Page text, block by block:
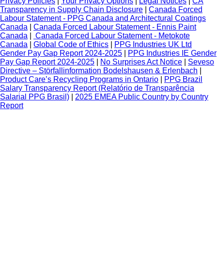
Transparency in Supply Chain Disclosure
Canada Forced
Labour Statement - PPG Canada and Architectural Coatings
Canada
Canada Forced Labour Statement - Ennis Paint
Canada
Canada Forced Labour Statement - Metokote
Canada
Global Code of Ethics
PPG Industries UK Ltd
Gender Pay Gap Report 2024-2025
PPG Industries IE Gender
Pay Gap Report 2024-2025
No Surprises Act Notice
Seveso
Directive – Störfallinformation Bodelshausen & Erlenbach
Product Care’s Recycling Programs in Ontario
PPG Brazil
Salary Transparency Report (Relatório de Transparência
Salarial PPG Brasil)
2025 EMEA Public Country by Country
Report